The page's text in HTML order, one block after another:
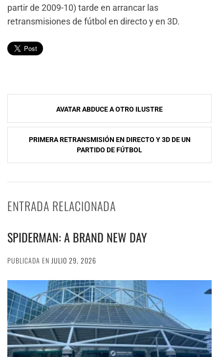
partir de 2009-10) tarde en arrancar las
retransmisiones de fútbol en directo y en 3D.
Navegación
de
entradas
AVATAR ABDUCE A OTRO ILUSTRE
PRIMERA RETRANSMISIÓN EN DIRECTO Y 3D DE UN
PARTIDO DE FÚTBOL
ENTRADA RELACIONADA
SPIDERMAN: A BRAND NEW DAY
PUBLICADA EN JULIO 29, 2026